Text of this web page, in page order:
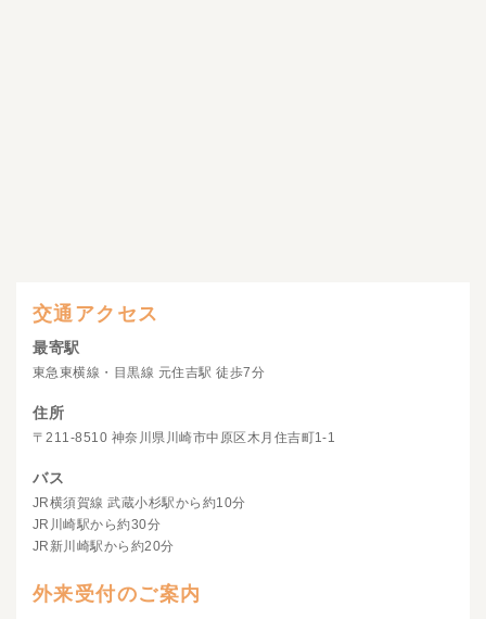
交通アクセス
最寄駅
東急東横線・目黒線 元住吉駅 徒歩7分
住所
〒211-8510 神奈川県川崎市中原区木月住吉町1-1
バス
JR横須賀線 武蔵小杉駅から約10分
JR川崎駅から約30分
JR新川崎駅から約20分
外来受付のご案内